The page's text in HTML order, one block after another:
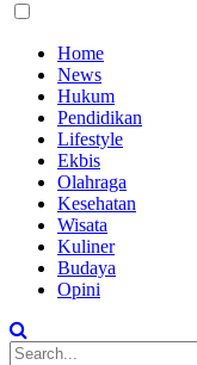
Home
News
Hukum
Pendidikan
Lifestyle
Ekbis
Olahraga
Kesehatan
Wisata
Kuliner
Budaya
Opini